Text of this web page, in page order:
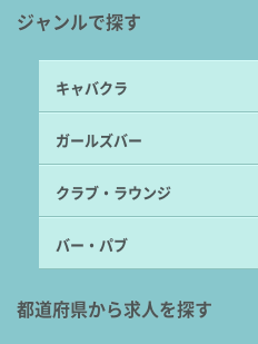
ジャンルで探す
キャバクラ
ガールズバー
クラブ・ラウンジ
バー・パブ
都道府県から求人を探す